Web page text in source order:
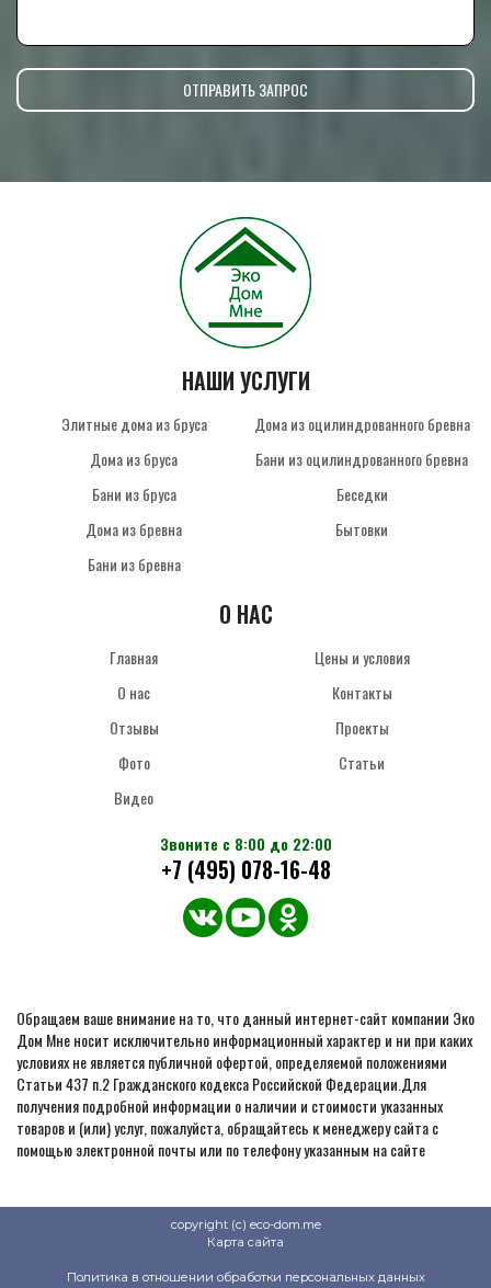
НАШИ УСЛУГИ
Элитные дома из бруса
Дома из бруса
Бани из бруса
Дома из бревна
Бани из бревна
Дома из оцилиндрованного бревна
Бани из оцилиндрованного бревна
Беседки
Бытовки
О НАС
Главная
О нас
Отзывы
Фото
Видео
Цены и условия
Контакты
Проекты
Статьи
Звоните с 8:00 до 22:00
+7 (495) 078-16-48
Обращаем ваше внимание на то, что данный интернет-сайт компании Эко
Дом Мне носит исключительно информационный характер и ни при каких
условиях не является публичной офертой, определяемой положениями
Статьи 437 п.2 Гражданского кодекса Российской Федерации.Для
получения подробной информации о наличии и стоимости указанных
товаров и (или) услуг, пожалуйста, обращайтесь к менеджеру сайта с
помощью электронной почты или по телефону указанным на сайте
copyright (c) eco-dom.me
Карта сайта
Политика в отношении обработки персональных данных